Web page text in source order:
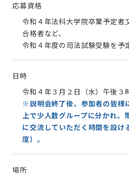
応募資格
令和４年法科大学院卒業予定者
合格者など、
令和４年度の司法試験受験を予
日時
令和４年３月２日（水）午後３
※説明会終了後、参加者の皆様
上で少人数グループに分かれ、
に交流していただく時間を設け
度）。
場所